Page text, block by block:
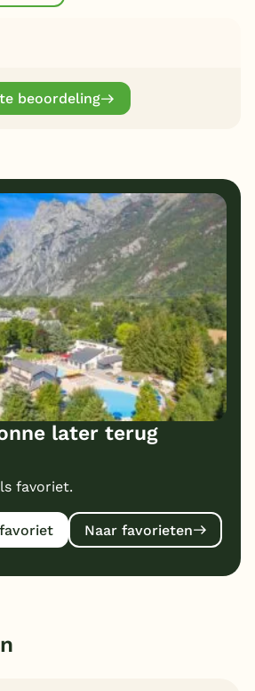
beoordeling
later terug
favoriet.
Naar favorieten